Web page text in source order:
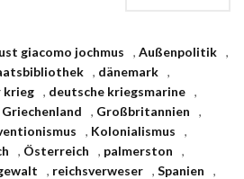
giacomo jochmus , Außenpolitik
,
, dänemark ,
krieg
, deutsche kriegsmarine
,
Griechenland , Großbritannien
,
, Kolonialismus
,
, Österreich , palmerston
,
, reichsverweser , Spanien
,